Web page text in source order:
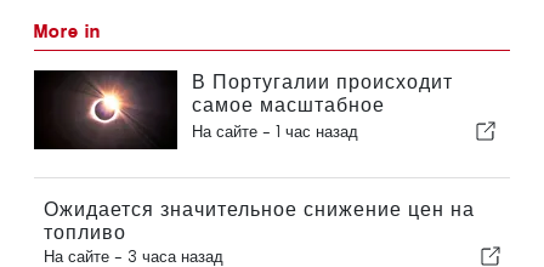
More in
В Португалии происходит
самое масштабное
солнечное затмение столетия
На сайте - 1 час назад
Ожидается значительное снижение цен на
топливо
На сайте - 3 часа назад